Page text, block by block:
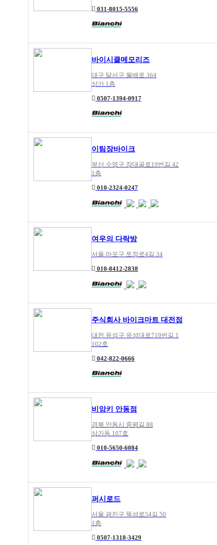
031-8015-5556
바이시클메모리즈
대구 달서구 월배로 364
상가 1층
0507-1394-0917
이팀장바이크
부산 수영구 장대골로19번길 42
1층
010-2324-0247
여우의 다락방
서울 마포구 토정로4길 34
010-8412-2838
주식회사 바이크마트 대전점
대전 유성구 유성대로719번길 1
102호
042-822-0666
비앙키 안동점
경북 안동시 중평길 88
상가동 107호
010-5650-6084
퍼시로드
서울 광진구 뚝섬로54길 50
1층
0507-1318-3429